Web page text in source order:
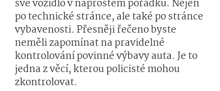
své vozidlo v naprostém pořádku. Nejen
po technické stránce, ale také po stránce
vybavenosti. Přesněji řečeno byste
neměli zapomínat na pravidelné
kontrolování povinné výbavy auta. Je to
jedna z věcí, kterou policisté mohou
zkontrolovat.